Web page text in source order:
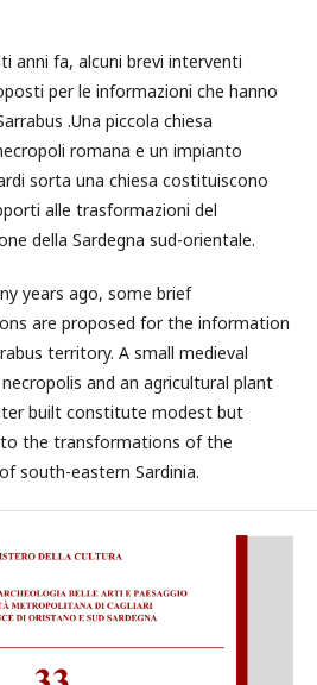
anni fa, alcuni brevi interventi
per le informazioni che hanno
.Una piccola chiesa
romana e un impianto
sorta una chiesa costituiscono
alle trasformazioni del
della Sardegna sud-orientale.
years ago, some brief
are proposed for the information
territory. A small medieval
and an agricultural plant
built constitute modest but
the transformations of the
south-eastern Sardinia.